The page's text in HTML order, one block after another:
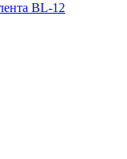
BL-12